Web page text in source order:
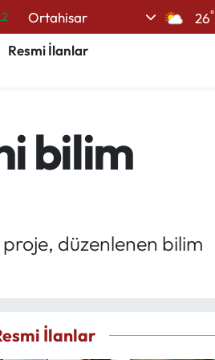
Ortahisar 26°
Resmi İlanlar
bilim
düzenlenen bilim
İlanlar